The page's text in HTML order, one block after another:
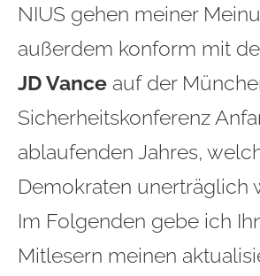
NIUS gehen meiner
außerdem konform mit
JD Vance auf der
Sicherheitskonferenz
ablaufenden Jahres,
Demokraten unerträglich
Im Folgenden gebe ich
Mitlesern meinen